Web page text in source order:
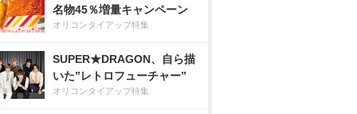
名物45％増量キャンペーン
オリコンタイアップ特集
SUPER★DRAGON、自ら描
いた”レトロフューチャー”
オリコンタイアップ特集